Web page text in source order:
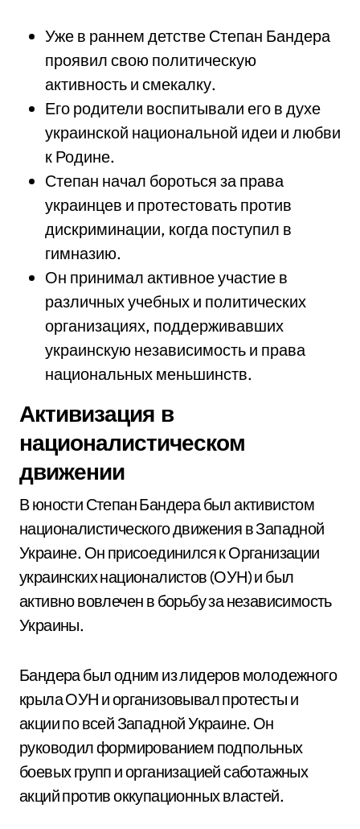
Уже в раннем детстве Степан Бандера
проявил свою политическую
активность и смекалку.
Его родители воспитывали его в духе
украинской национальной идеи и любви
к Родине.
Степан начал бороться за права
украинцев и протестовать против
дискриминации, когда поступил в
гимназию.
Он принимал активное участие в
различных учебных и политических
организациях, поддерживавших
украинскую независимость и права
национальных меньшинств.
Активизация в
националистическом
движении
В юности Степан Бандера был активистом
националистического движения в Западной
Украине. Он присоединился к Организации
украинских националистов (ОУН) и был
активно вовлечен в борьбу за независимость
Украины.
Бандера был одним из лидеров молодежного
крыла ОУН и организовывал протесты и
акции по всей Западной Украине. Он
руководил формированием подпольных
боевых групп и организацией саботажных
акций против оккупационных властей.